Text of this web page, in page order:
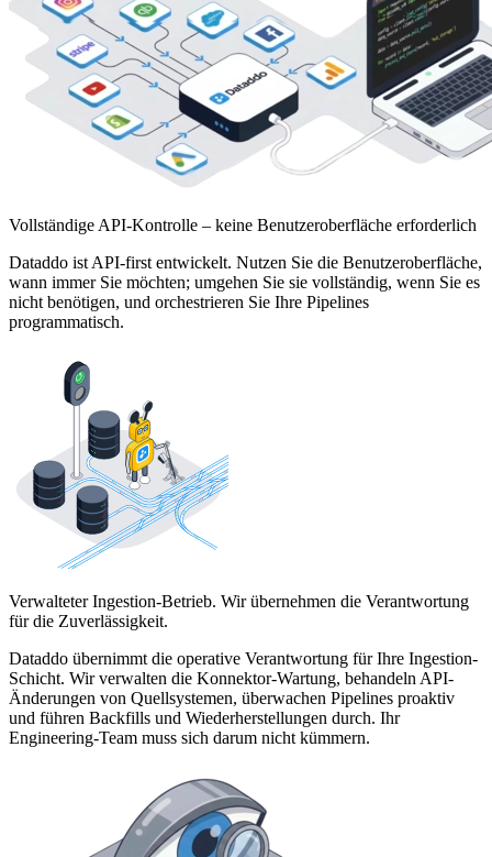
Vollständige API-Kontrolle – keine Benutzeroberfläche erforderlich
Dataddo ist API-first entwickelt. Nutzen Sie die Benutzeroberfläche,
wann immer Sie möchten; umgehen Sie sie vollständig, wenn Sie es
nicht benötigen, und orchestrieren Sie Ihre Pipelines
programmatisch.
Verwalteter Ingestion-Betrieb. Wir übernehmen die Verantwortung
für die Zuverlässigkeit.
Dataddo übernimmt die operative Verantwortung für Ihre Ingestion-
Schicht. Wir verwalten die Konnektor-Wartung, behandeln API-
Änderungen von Quellsystemen, überwachen Pipelines proaktiv
und führen Backfills und Wiederherstellungen durch. Ihr
Engineering-Team muss sich darum nicht kümmern.